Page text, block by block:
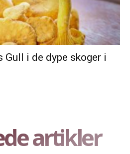
Gull i de dype skoger i
artikler